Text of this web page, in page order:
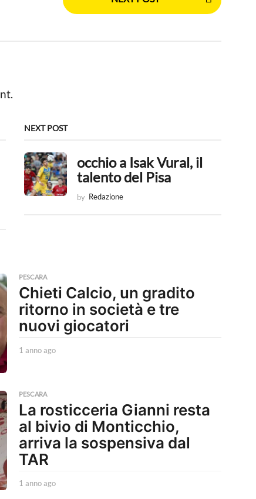
NEXT POST
occhio a Isak Vural, il
talento del Pisa
by Redazione
PESCARA
Chieti Calcio, un gradito
ritorno in società e tre
nuovi giocatori
1 anno ago1
a
g
o
PESCARA
La rosticceria Gianni resta
al bivio di Monticchio,
arriva la sospensiva dal
TAR
1 anno ago1